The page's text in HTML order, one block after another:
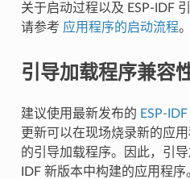
关于启动过程以及 ESP-IDF
请参考 应用程序的启动流程。
引导加载程序兼容
建议使用最新发布的 ESP-
更新可以在现场烧录新的应
的引导加载程序。因此，引
IDF 新版本中构建的应用程序